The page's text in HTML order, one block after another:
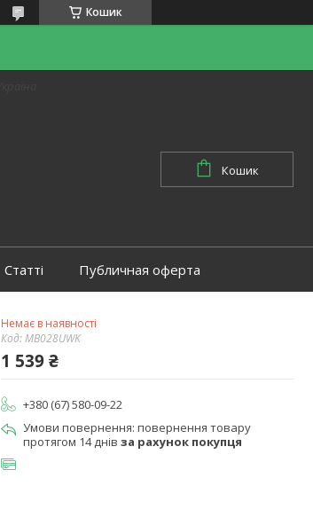
Кошик
Кошик
Статті Публичная оферта
Немає в наявності
Код:MB028UWK
1 539 ₴
+380 (67) 580-09-22
повернення товару
протягом 14 днів за рахунок покупця